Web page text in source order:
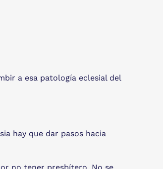
a esa patología eclesial del
hay que dar pasos hacia
no tener presbítero. No se